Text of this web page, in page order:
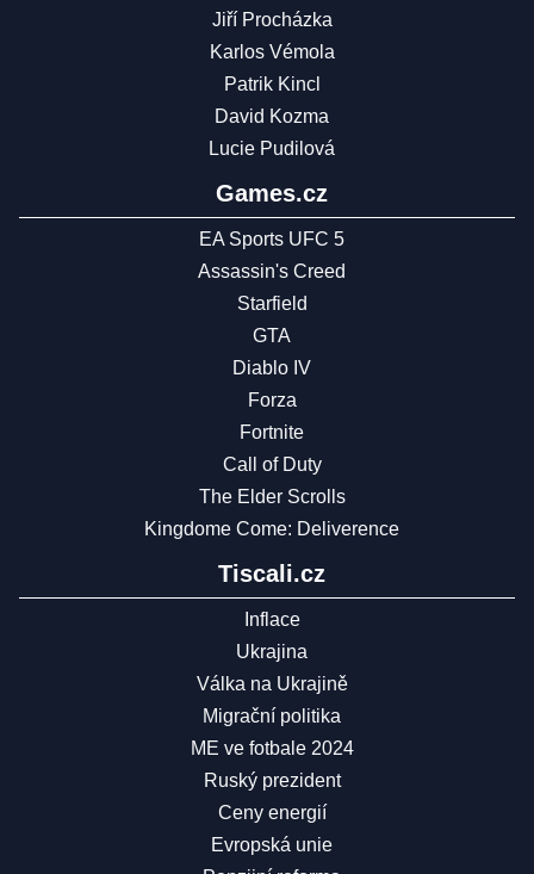
Jiří Procházka
Karlos Vémola
Patrik Kincl
David Kozma
Lucie Pudilová
Games.cz
EA Sports UFC 5
Assassin's Creed
Starfield
GTA
Diablo IV
Forza
Fortnite
Call of Duty
The Elder Scrolls
Kingdome Come: Deliverence
Tiscali.cz
Inflace
Ukrajina
Válka na Ukrajině
Migrační politika
ME ve fotbale 2024
Ruský prezident
Ceny energií
Evropská unie